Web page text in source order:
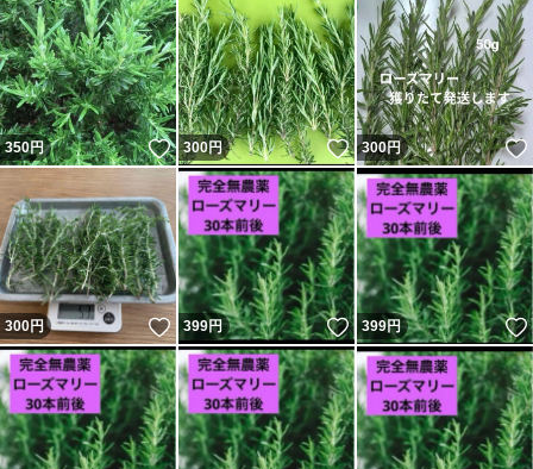
350円 いいね！
300円 いいね！
300円
300円 いいね！
399円 いいね！
399円